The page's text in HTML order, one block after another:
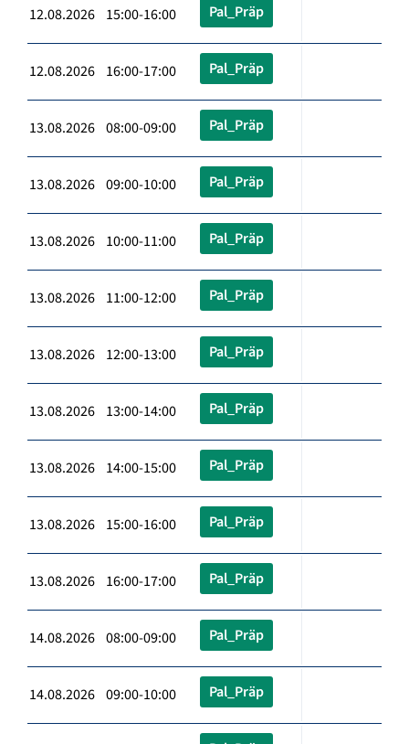
12.08.2026 15:00-16:00 Pal_Präp
12.08.2026 16:00-17:00 Pal_Präp
13.08.2026 08:00-09:00 Pal_Präp
13.08.2026 09:00-10:00 Pal_Präp
13.08.2026 10:00-11:00 Pal_Präp
13.08.2026 11:00-12:00 Pal_Präp
13.08.2026 12:00-13:00 Pal_Präp
13.08.2026 13:00-14:00 Pal_Präp
13.08.2026 14:00-15:00 Pal_Präp
13.08.2026 15:00-16:00 Pal_Präp
13.08.2026 16:00-17:00 Pal_Präp
14.08.2026 08:00-09:00 Pal_Präp
14.08.2026 09:00-10:00 Pal_Präp